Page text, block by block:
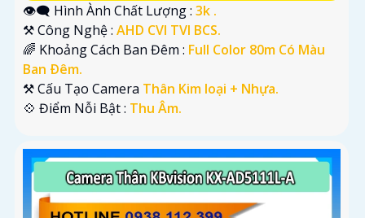
👁️‍🗨 Hình Ành Chất Lượng : 3k .
⚒ Công Nghệ : AHD CVI TVI BCS.
🌈 Khoảng Cách Ban Đêm : Full Color 80m Có Màu
Ban Ðêm.
⚒ Cấu Tạo Camera Thân Kim loại + Nhựa.
️💠 Điểm Nỗi Bật : Thu Âm.